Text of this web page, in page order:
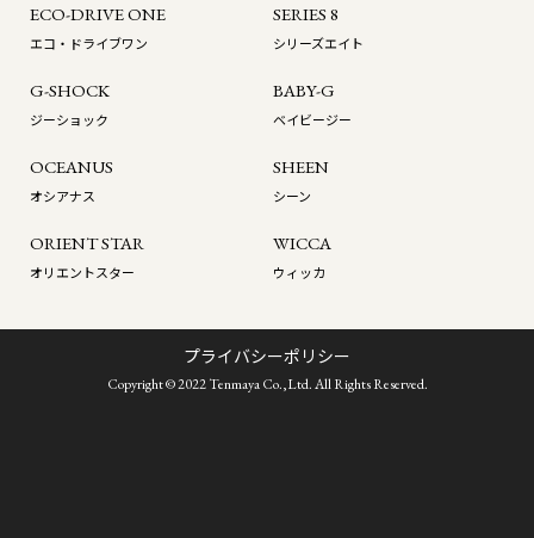
ECO-DRIVE ONE
エコ・ドライブワン
SERIES 8
シリーズエイト
G-SHOCK
ジーショック
BABY-G
ベイビージー
OCEANUS
オシアナス
SHEEN
シーン
ORIENT STAR
オリエントスター
WICCA
ウィッカ
プライバシーポリシー
Copyright © 2022 Tenmaya Co.,Ltd. All Rights Reserved.